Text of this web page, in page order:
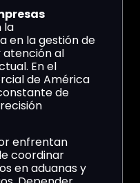
la
en la gestión de
atención al
En el
de América
de
enfrentan
coordinar
en aduanas y